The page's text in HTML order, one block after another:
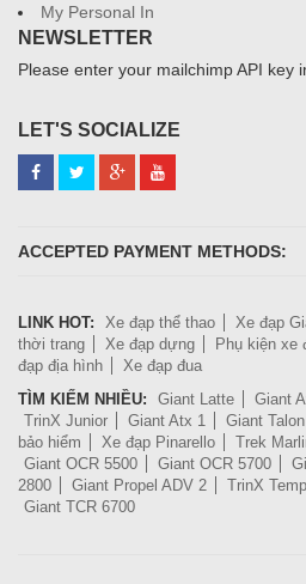
My Personal In
NEWSLETTER
Please enter your mailchimp API key
LET'S SOCIALIZE
ACCEPTED PAYMENT METHODS:
LINK HOT: Xe đạp thể thao Xe đạp
thời trang
Xe đạp dựng Phụ kiện xe
đạp địa hình
Xe đạp đua
TÌM KIẾM NHIỀU:
Giant Latte Giant
TrinX Junior
Giant Atx 1 Giant Talon
bảo hiểm
Xe đạp Pinarello Trek
Giant OCR 5500
Giant OCR 5700
2800
Giant Propel ADV 2 TrinX
Giant TCR 6700